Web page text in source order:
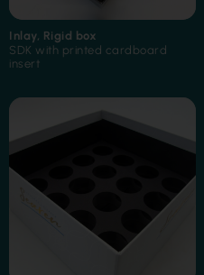
Inlay, Rigid box
SDK with printed cardboard
insert